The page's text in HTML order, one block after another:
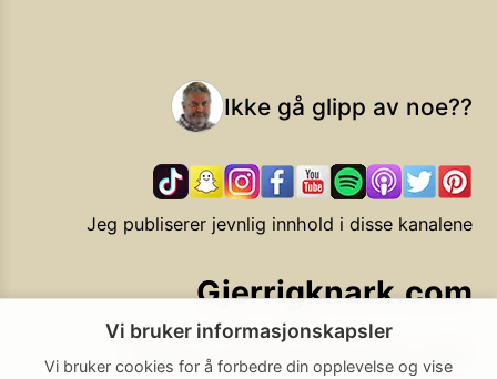
Ikke gå glipp av noe??
Jeg publiserer jevnlig innhold i disse kanalene
Gjerrigknark.com
Ekstra smarte forbrukervalg
Vi bruker informasjonskapsler
Vi bruker cookies for å forbedre din opplevelse og vise